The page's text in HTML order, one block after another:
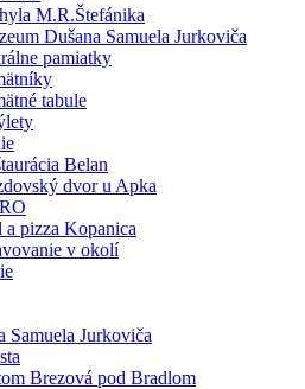
M.R.Štefánika
Dušana Samuela Jurkoviča
pamiatky
tabule
Belan
dvor u Apka
a pizza Kopanica
v okolí
Samuela Jurkoviča
Brezová pod Bradlom